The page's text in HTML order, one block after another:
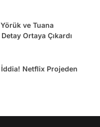
ve Tuana
Ortaya Çıkardı
İddia! Netflix Projeden